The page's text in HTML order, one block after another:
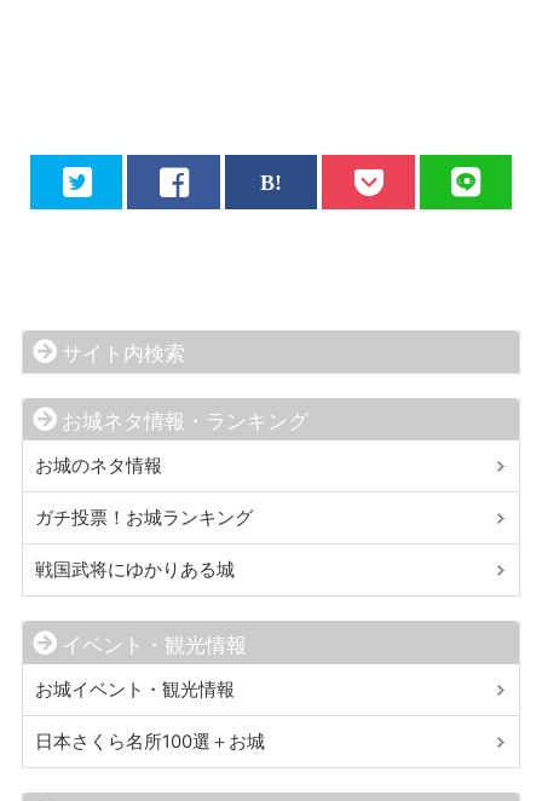
サイト内検索
お城ネタ情報・ランキング
お城のネタ情報
ガチ投票！お城ランキング
戦国武将にゆかりある城
イベント・観光情報
お城イベント・観光情報
日本さくら名所100選＋お城